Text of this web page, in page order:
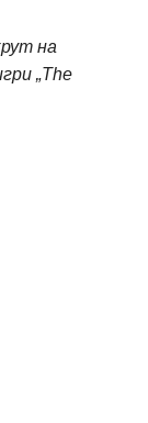
на
„The